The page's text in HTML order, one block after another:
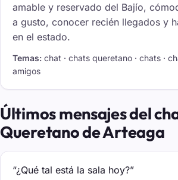
amable y reservado del Bajío,
a gusto, conocer recién llegados y
en el estado.
Temas: chat · chats queretano · chats ·
amigos
Últimos mensajes del
Queretano de Arteaga
“¿Qué tal está la sala hoy?”